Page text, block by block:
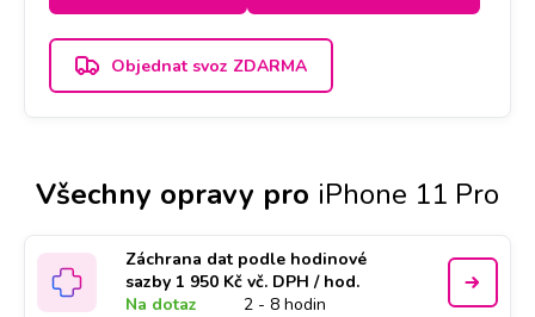
Objednat svoz ZDARMA
Všechny opravy pro iPhone 11 Pro
Záchrana dat podle hodinové
sazby 1 950 Kč vč. DPH / hod.
Na dotaz
2 - 8 hodin